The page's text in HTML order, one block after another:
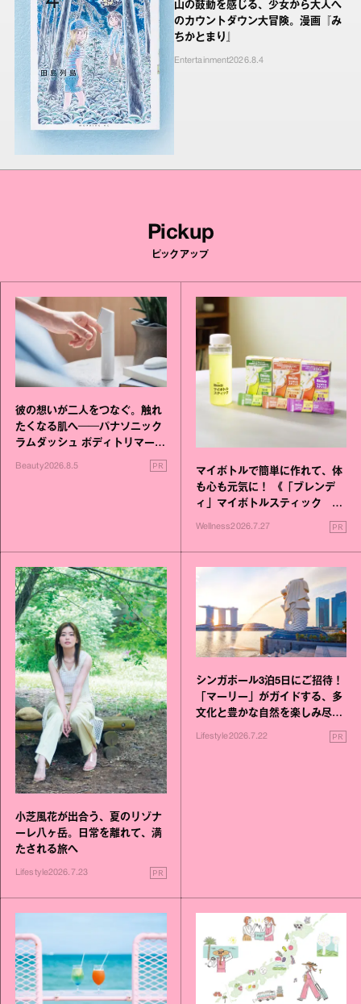
山の鼓動を感じる、少女から大人へ
のカウントダウン大冒険。漫画『み
ちかとまり』
Entertainment2026.8.4
Pickup
ピックアップ
彼の想いが二人をつなぐ。触れ
たくなる肌へ──パナソニック
ラムダッシュ ボディトリマーが
Beauty2026.8.5 PR
マイボトルで簡単に作れて、体
も心も元気に！ 《「ブレンデ
ィ」マイボトルスティック い
いこと毎日》シリーズが誕生
Wellness2026.7.27 PR
小芝風花が出合う、夏のリゾナ
ーレ八ヶ岳。日常を離れて、満
たされる旅へ
Lifestyle2026.7.23 PR
シンガポール3泊5日にご招待！
「マーリー」がガイドする、多
文化と豊かな自然を楽しみ尽く
す旅
Lifestyle2026.7.22 PR